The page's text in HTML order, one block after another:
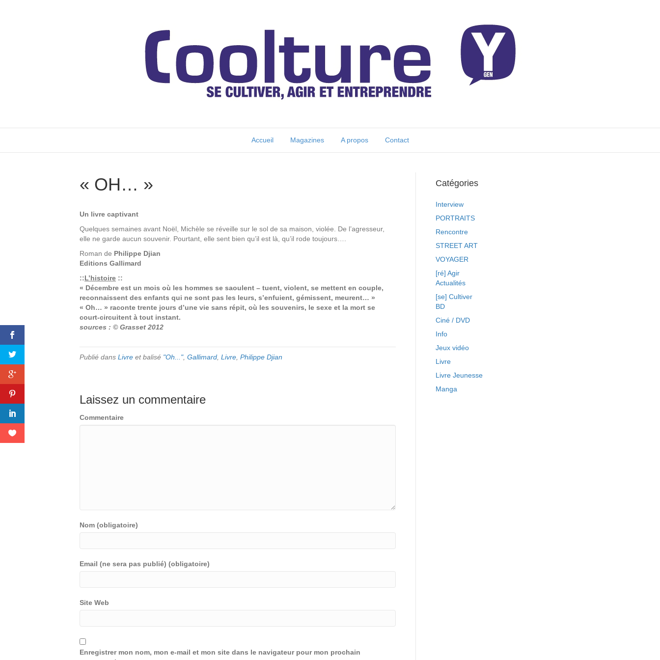
Accueil Magazines A propos Contact
« OH… »
Un livre captivant
Quelques semaines avant Noël, Michèle se réveille sur le sol de sa maison, violée. De l’agresseur,
elle ne garde aucun souvenir. Pourtant, elle sent bien qu’il est là, qu’il rode toujours….
Roman de Philippe Djian
Editions Gallimard
::L’histoire ::
« Décembre est un mois où les hommes se saoulent – tuent, violent, se mettent en couple,
reconnaissent des enfants qui ne sont pas les leurs, s’enfuient, gémissent, meurent… »
« Oh… » raconte trente jours d’une vie sans répit, où les souvenirs, le sexe et la mort se
court-circuitent à tout instant.
sources : ©Grasset 2012
Publié dans Livre et balisé "Oh...", Gallimard Livre Philippe Djian
Laissez un commentaire
Commentaire
Nom (obligatoire)
Email (ne sera pas publié) (obligatoire)
Site Web
Enregistrer mon nom, mon e-mail et mon site dans le navigateur pour mon prochain
Catégories
Interview
PORTRAITS
Rencontre
STREET ART
VOYAGER
[ré] Agir
Actualités
[se] Cultiver
BD
Ciné / DVD
Info
Jeux vidéo
Livre
Livre Jeunesse
Manga